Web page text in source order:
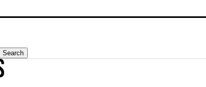
Search